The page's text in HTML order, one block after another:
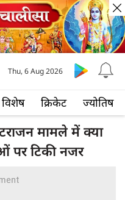
क्रिकेट ज्योतिष
Thu, 6 Aug 2026
मामले में क्या
पर टिकी नजर